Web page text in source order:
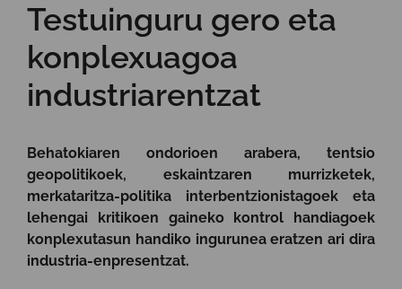
Testuinguru gero eta
konplexuagoa
industriarentzat
Behatokiaren ondorioen arabera, tentsio
geopolitikoek, eskaintzaren murrizketek,
merkataritza-politika interbentzionistagoek eta
lehengai kritikoen gaineko kontrol handiagoek
konplexutasun handiko ingurunea eratzen ari dira
industria-enpresentzat.